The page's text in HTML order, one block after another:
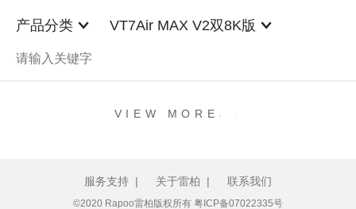
产品分类 VT7Air MAX V2双8K版
VIEW MORE .
服务支持 | 关于雷柏 | 联系我们
©2020 Rapoo雷柏版权所有 粤ICP备07022335号